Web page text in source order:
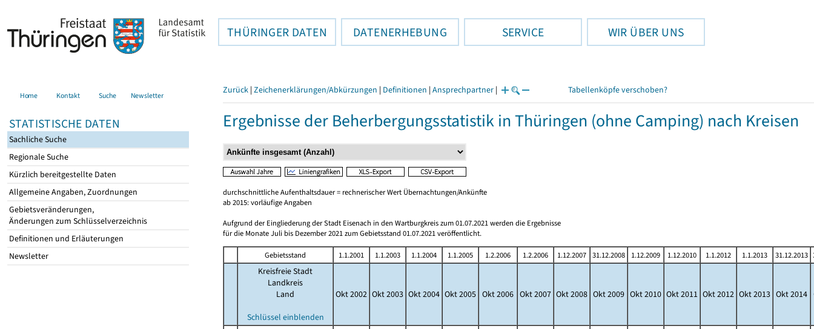
THÜRINGER DATEN DATENERHEBUNG SERVICE WIR ÜBER UNS
Home Kontakt Suche Newsletter
STATISTISCHE DATEN
Sachliche Suche
Regionale Suche
Kürzlich bereitgestellte Daten
Allgemeine Angaben, Zuordnungen
Gebietsveränderungen,
Änderungen zum Schlüsselverzeichnis
Definitionen und Erläuterungen
Newsletter
Zurück | Zeichenerklärungen/Abkürzungen | Definitionen | Ansprechpartner | Tabellenköpfe verschoben?
Ergebnisse der Beherbergungsstatistik in Thüringen (ohne Camping) nach Kreisen
durchschnittliche Aufenthaltsdauer = rechnerischer Wert Übernachtungen/Ankünfte
ab 2015: vorläufige Angaben
Aufgrund der Eingliederung der Stadt Eisenach in den Wartburgkreis zum 01.07.2021 werden die Ergebnisse
für die Monate Juli bis Dezember 2021 zum Gebietsstand 01.07.2021 veröffentlicht.
Gebietsstand 1.1.2001 1.1.2003 1.1.2004 1.1.2005 1.2.2006 1.2.2006 1.12.2007 31.12.2008 1.12.2009 1.12.2010 1.1.2012 1.1.2013 31.12.2013
Kreisfreie Stadt
Landkreis
Land
Schlüssel einblenden
Okt 2002 Okt 2003 Okt 2004 Okt 2005 Okt 2006 Okt 2007 Okt 2008 Okt 2009 Okt 2010 Okt 2011 Okt 2012 Okt 2013 Okt 2014